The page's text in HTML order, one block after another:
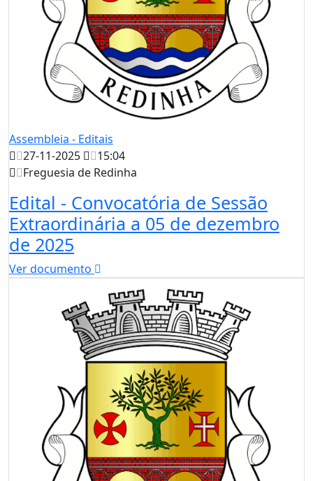
Assembleia - Editais
27-11-2025
15:04
Freguesia de Redinha
Edital - Convocatória de Sessão
Extraordinária a 05 de dezembro
de 2025
Ver documento